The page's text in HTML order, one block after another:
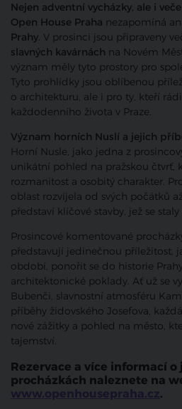
Nejen adventní vycházky, ale i
Open House Praha nezapomíná
Prahy. V prosinci jsou připraveny
slavných kavárnách na Novém
význam měly tyto prostory pro
Tyto prohlídky jsou oblíbenou
o architekturu, ale i pro ty, kteří rádi
každodenního života v Praze.
Význam horních Nuslí a jejich
Horní Nusle, jako jedna z
unikátní pohled na pražskou čtvrť,
rozmanitost a osobitý charakter.
oblast rozvíjela od svých počátků
představí klíčové stavby, jež se
Prosincové komentované
představují jedinečnou příležitost,
období, ponořit se do historie
architektonické poklady. Ať už se
Bubenči, slavnostní atmosféru
příběhy židovského Josefova,
nové zážitky a pohled na město,
tajemství.
Rezervace a více informací
procházkách naleznete na
www.openhousepraha.cz.